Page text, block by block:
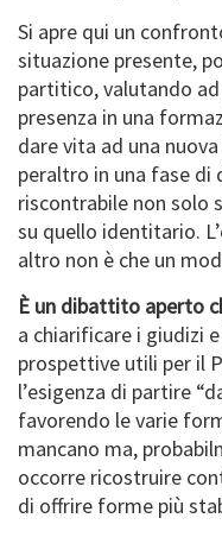
Si apre qui un
situazione presente,
partitico, valutando ad
presenza in una
dare vita ad una
peraltro in una fase di
riscontrabile non solo
su quello identitario.
altro non è che un
È un dibattito aperto
a chiarificare i giudizi
prospettive utili per il
l’esigenza di partire
favorendo le varie
mancano ma,
occorre ricostruire
di offrire forme più